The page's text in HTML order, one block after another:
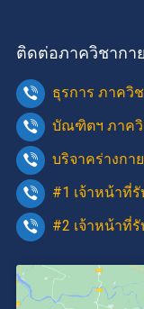
ติดต่อภาควิชากา
ธุรการ ภาควิ
บัณฑิตฯ ภาควิ
บริจาคร่างกา
#1 เจ้าหน้าที่รั
#2 เจ้าหน้าที่รั